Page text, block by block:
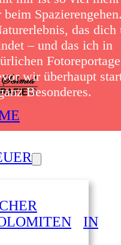
IN
das dich
– und das ich in
wir überhaupt
Besonderes.